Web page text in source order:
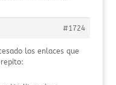
#1724
los enlaces que